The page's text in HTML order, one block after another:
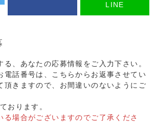
LINE
る、あなたの応募情報をご入力下さい。
電話番号は、こちらからお返事させてい
頂きますので、お間違いのないようにご
おります。
場合がございますのでご了承くださ